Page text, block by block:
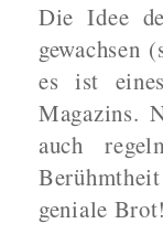
Die Idee
gewachsen
es ist
Magazins.
auch
geniale Brot!